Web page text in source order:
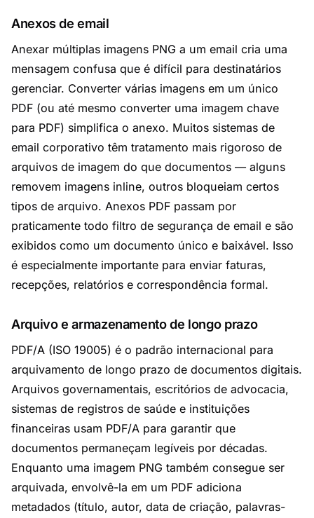
Anexos de email
Anexar múltiplas imagens PNG a um email cria uma
mensagem confusa que é difícil para destinatários
gerenciar. Converter várias imagens em um único
PDF (ou até mesmo converter uma imagem chave
para PDF) simplifica o anexo. Muitos sistemas de
email corporativo têm tratamento mais rigoroso de
arquivos de imagem do que documentos — alguns
removem imagens inline, outros bloqueiam certos
tipos de arquivo. Anexos PDF passam por
praticamente todo filtro de segurança de email e são
exibidos como um documento único e baixável. Isso
é especialmente importante para enviar faturas,
recepções, relatórios e correspondência formal.
Arquivo e armazenamento de longo prazo
PDF/A (ISO 19005) é o padrão internacional para
arquivamento de longo prazo de documentos digitais.
Arquivos governamentais, escritórios de advocacia,
sistemas de registros de saúde e instituições
financeiras usam PDF/A para garantir que
documentos permaneçam legíveis por décadas.
Enquanto uma imagem PNG também consegue ser
arquivada, envolvê-la em um PDF adiciona
metadados (título, autor, data de criação, palavras-